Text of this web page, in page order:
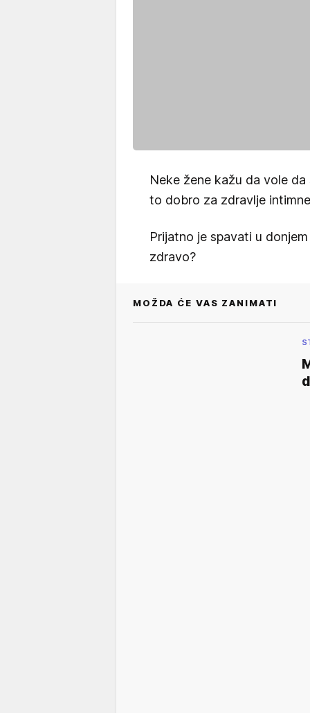
Neke žene kažu da vole
to dobro za zdravlje
Prijatno je spavati u
zdravo?
MOŽDA ĆE VAS ZANIMATI